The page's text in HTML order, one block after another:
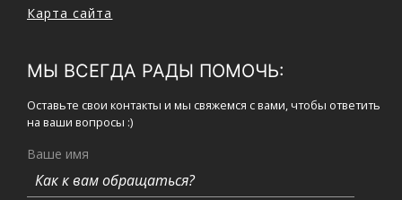
Карта сайта
МЫ ВСЕГДА РАДЫ ПОМОЧЬ:
Оставьте свои контакты и мы свяжемся с вами, чтобы ответить
на ваши вопросы :)
Ваше имя